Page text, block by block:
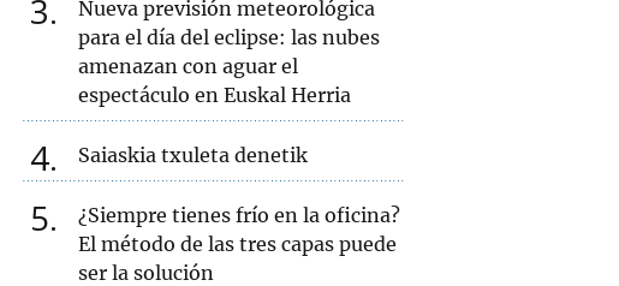
3
Nueva previsión meteorológica
para el día del eclipse: las nubes
amenazan con aguar el
espectáculo en Euskal Herria
4 Saiaskia txuleta denetik
5
¿Siempre tienes frío en la oficina?
El método de las tres capas puede
ser la solución